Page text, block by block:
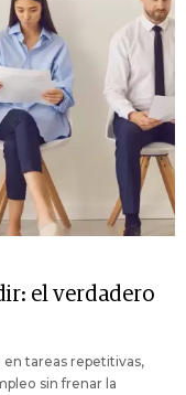
el verdadero
tareas repetitivas,
sin frenar la